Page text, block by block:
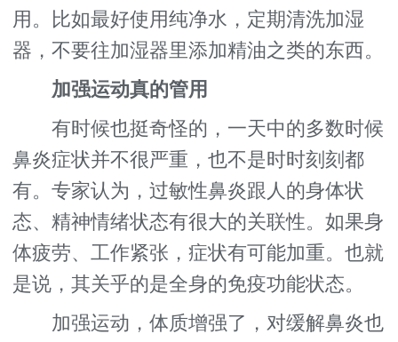
用。比如最好使用纯净水，定期清洗加湿
器，不要往加湿器里添加精油之类的东西。
加强运动真的管用
有时候也挺奇怪的，一天中的多数时候
鼻炎症状并不很严重，也不是时时刻刻都
有。专家认为，过敏性鼻炎跟人的身体状
态、精神情绪状态有很大的关联性。如果身
体疲劳、工作紧张，症状有可能加重。也就
是说，其关乎的是全身的免疫功能状态。
加强运动，体质增强了，对缓解鼻炎也